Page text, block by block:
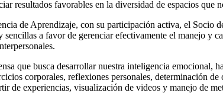
resultados favorables en la diversidad de espacios que
de Aprendizaje, con su participación activa, el Socio
sencillas a favor de gerenciar efectivamente el manejo y
que busca desarrollar nuestra inteligencia emocional,
corporales, reflexiones personales, determinación
de experiencias, visualización de videos y manejo de